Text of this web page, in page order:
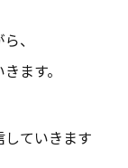
、
ます。
ていきます